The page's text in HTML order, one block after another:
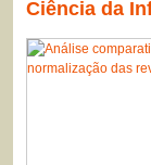
Ciência da